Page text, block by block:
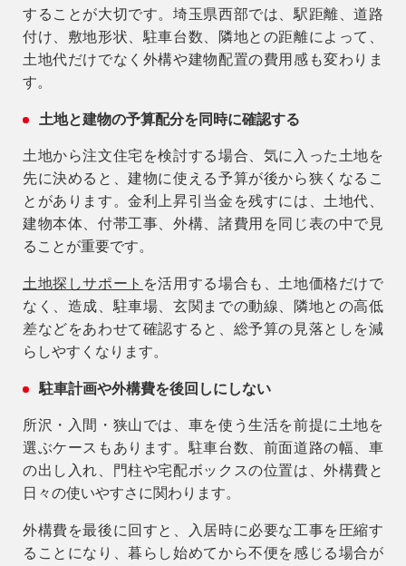
することが大切です。埼玉県西部では、駅距離、道路
付け、敷地形状、駐車台数、隣地との距離によって、
土地代だけでなく外構や建物配置の費用感も変わりま
す。
土地と建物の予算配分を同時に確認する
土地から注文住宅を検討する場合、気に入った土地を
先に決めると、建物に使える予算が後から狭くなるこ
とがあります。金利上昇引当金を残すには、土地代、
建物本体、付帯工事、外構、諸費用を同じ表の中で見
ることが重要です。
土地探しサポート を活用する場合も、土地価格だけで
なく、造成、駐車場、玄関までの動線、隣地との高低
差などをあわせて確認すると、総予算の見落としを減
らしやすくなります。
駐車計画や外構費を後回しにしない
所沢・入間・狭山では、車を使う生活を前提に土地を
選ぶケースもあります。駐車台数、前面道路の幅、車
の出し入れ、門柱や宅配ボックスの位置は、外構費と
日々の使いやすさに関わります。
外構費を最後に回すと、入居時に必要な工事を圧縮す
ることになり、暮らし始めてから不便を感じる場合が